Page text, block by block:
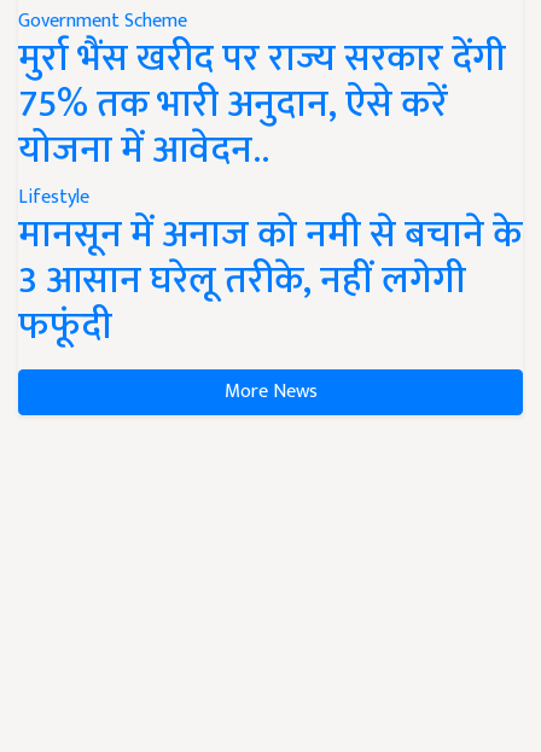
Government Scheme
मुर्रा भैंस खरीद पर राज्य सरकार देंगी
75% तक भारी अनुदान, ऐसे करें
योजना में आवेदन..
Lifestyle
मानसून में अनाज को नमी से बचाने के
3 आसान घरेलू तरीके, नहीं लगेगी
फफूंदी
More News